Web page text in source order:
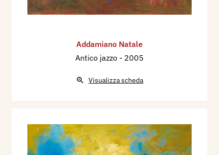
Addamiano Natale
Antico jazzo - 2005
Visualizza scheda